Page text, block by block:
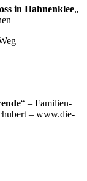
in Hahnenklee„
“ – Familien-
– www.die-